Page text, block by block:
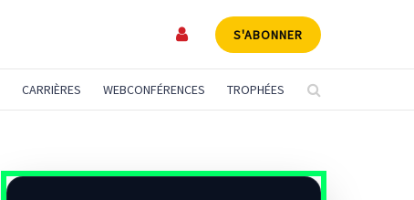
S'ABONNER
CARRIÈRES WEBCONFÉRENCES TROPHÉES